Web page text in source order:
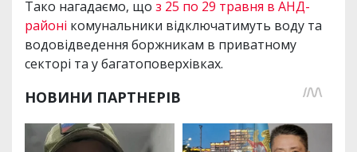
Тако нагадаємо, що з 25 по 29 травня в АНД-
районі комунальники відключатимуть воду та
водовідведення боржникам в приватному
секторі та у багатоповерхівках.